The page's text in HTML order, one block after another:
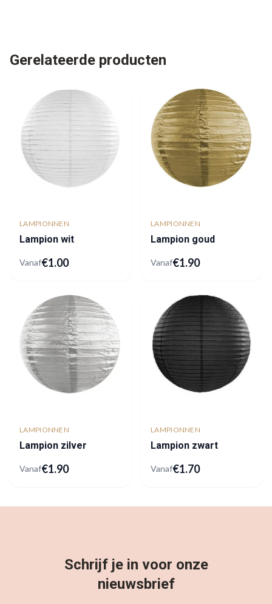
Gerelateerde producten
LAMPIONNEN
Lampion wit
Vanaf€1.00
LAMPIONNEN
Lampion goud
Vanaf€1.90
LAMPIONNEN
Lampion zilver
Vanaf€1.90
LAMPIONNEN
Lampion zwart
Vanaf€1.70
Schrijf je in voor onze
nieuwsbrief